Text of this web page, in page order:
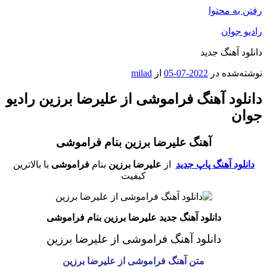
رفتن به محتوا
رادیو جوان
دانلود آهنگ جدید
نوشته‌شده در 2022-07-05 از milad
دانلود آهنگ فراموشی از علیرضا برزین رادیو
جوان
آهنگ علیرضا برزین بنام فراموشی
دانلود آهنگ پاپ جدید از علیرضا برزین بنام فراموشی با بالاترین
کیفیت
دانلود آهنگ جدید علیرضا برزین بنام فراموشی
دانلود آهنگ فراموشی از علیرضا برزین
متن آهنگ فراموشی از علیرضا برزین